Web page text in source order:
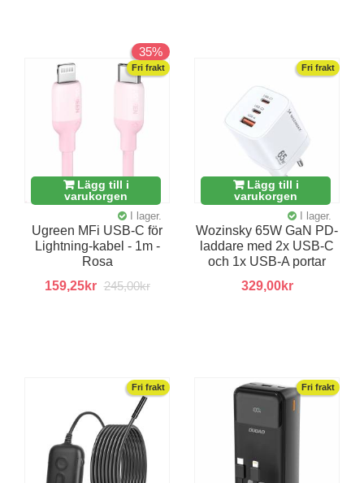
35%
Fri frakt
Lägg till i
varukorgen
I lager.
Ugreen MFi USB-C för
Lightning-kabel - 1m -
Rosa
159,25kr 245,00kr
Fri frakt
Lägg till i
varukorgen
I lager.
Wozinsky 65W GaN PD-
laddare med 2x USB-C
och 1x USB-A portar
329,00kr
Fri frakt Fri frakt